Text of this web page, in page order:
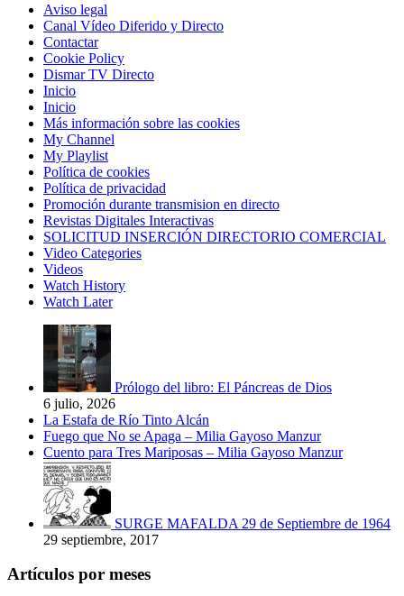
Aviso legal
Canal Vídeo Diferido y Directo
Contactar
Cookie Policy
Dismar TV Directo
Inicio
Inicio
Más información sobre las cookies
My Channel
My Playlist
Política de cookies
Política de privacidad
Promoción durante transmision en directo
Revistas Digitales Interactivas
SOLICITUD INSERCIÓN DIRECTORIO COMERCIAL
Video Categories
Videos
Watch History
Watch Later
Prólogo del libro: El Páncreas de Dios
6 julio, 2026
La Estafa de Río Tinto Alcán
Fuego que No se Apaga – Milia Gayoso Manzur
Cuento para Tres Mariposas – Milia Gayoso Manzur
SURGE MAFALDA 29 de Septiembre de 1964
29 septiembre, 2017
Artículos por meses